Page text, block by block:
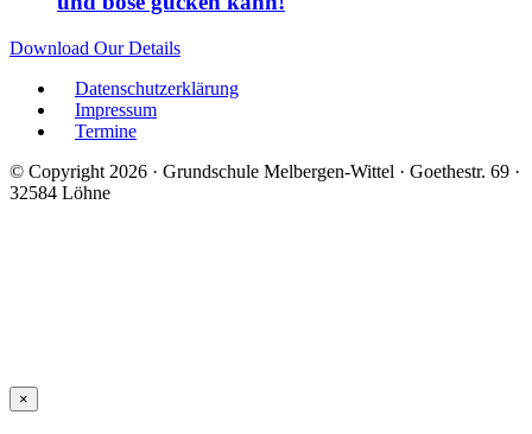
Download Our Details
Datenschutzerklärung
Impressum
Termine
© Copyright 2026 · Grundschule Melbergen-Wittel · Goethestr. 69 ·
32584 Löhne
×